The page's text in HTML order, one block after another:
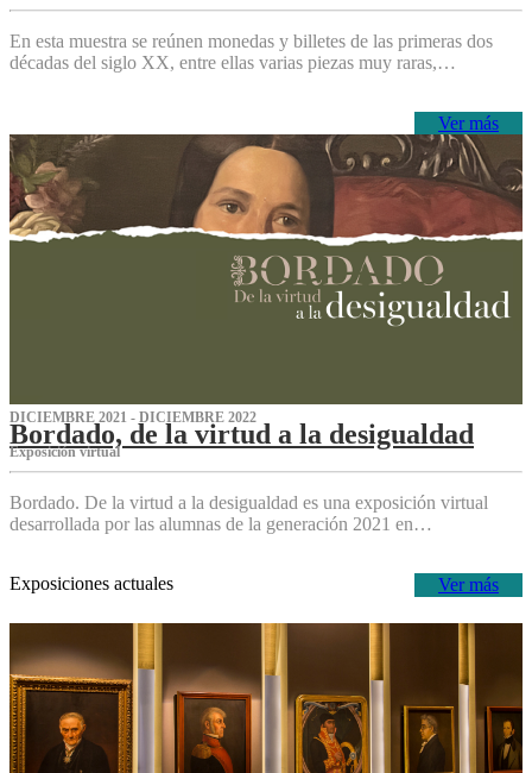
En esta muestra se reúnen monedas y billetes de las primeras dos
décadas del siglo XX, entre ellas varias piezas muy raras,…
Ver más
DICIEMBRE 2021 - DICIEMBRE 2022
Bordado, de la virtud a la desigualdad
Exposición virtual‌
Bordado. De la virtud a la desigualdad es una exposición virtual
desarrollada por las alumnas de la generación 2021 en…
Ver más
Exposiciones actuales